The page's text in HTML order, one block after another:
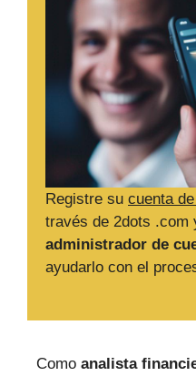
Registre su cuenta
través de 2dots .com
administrador de
ayudarlo con el
Como analista